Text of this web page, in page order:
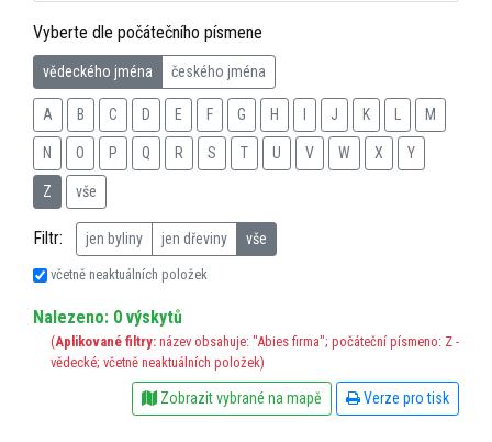
Vyberte dle počátečního písmene
vědeckého jména českého jména
A B C D E F G H J K M
N O P Q R S T U V W X Y
Z vše
Filtr: jen byliny jen dřeviny vše
včetně neaktuálních položek
Nalezeno: 0 výskytů
(Aplikované filtry: název obsahuje: "Abies firma"; počáteční písmeno: Z -
vědecké; včetně neaktuálních položek)
Zobrazit vybrané na mapě Verze pro tisk